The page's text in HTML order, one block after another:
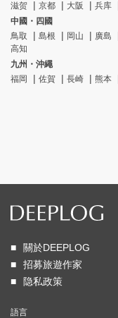
滋贺
京都 大阪 兵库
中國・四國
鳥取
島根 岡山 廣島
高知
九州・沖繩
福岡
佐賀 長崎 熊本
關於DEEPLOG
招募旅遊作家
隐私政策
語言